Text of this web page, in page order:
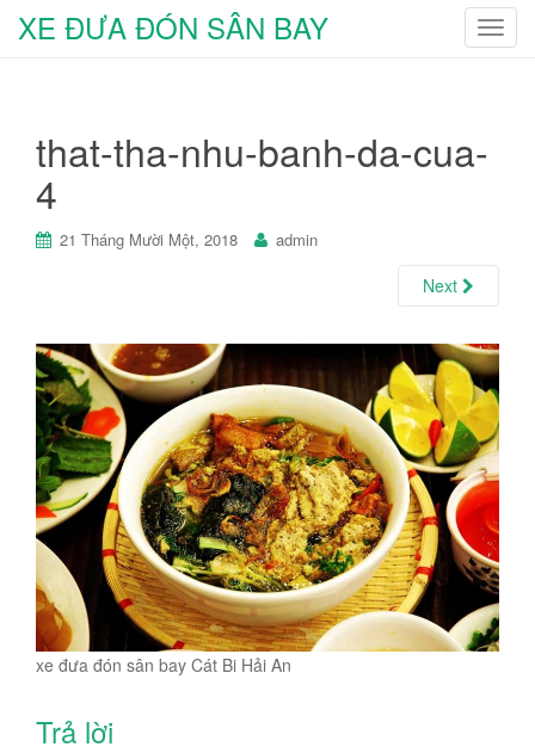
T
t
i
o
n
XE ĐƯA ĐÓN SÂN BAY
that-tha-nhu-banh-da-cua-
4
21 Tháng Mười Một, 2018 admin
Next
xe đưa đón sân bay Cát Bi Hải An
Trả lời